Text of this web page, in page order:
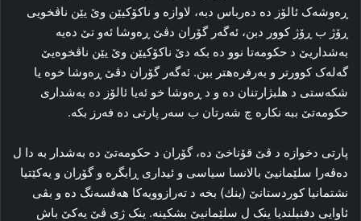
ڕه‌وشه‌ک ئالۆز ده‌ ده‌رباس دبه‌، لاوازه‌ و ناکۆکیێن وێ یێن ناڤخویی
ڕۆژ ب ڕۆژ کوور دبن، ئه‌گه‌ر گۆران دڤێ ڕه‌وشا ئه‌و تێ ده‌یه‌
به‌شداریێ د حکومه‌تا نوو ده‌ بکه‌ دێ ناکۆکیێن وێ یێن ناڤخوه‌یێ
گه‌له‌ک کوورتر و به‌رفره‌هتر ببن. ئه‌گه‌ر گۆران دڤێ ڕه‌وشا خوه‌ یا
شکه‌ستی د هلبژارتنان ده‌ و د ڕه‌وشا خو ئه‌یا ئالۆز ده‌ به‌شداری
حکومه‌تێ ببه‌ نکاره‌ چ شه‌رتان ب سه‌ر پارتی ده‌ فه‌رز بکه‌.
پارتی دخوازە د ڤێ قۆناخێ ده‌، گۆران د حکومه‌تێ ده‌ به‌شدار به‌ دا ل
ده‌ڤه‌را سلێمانیێ بالانسا سیاسی و ئیداری ڕابگره‌ و گۆران و یەكێتیا
نشتمانیا كوردستانێ (ینك) بخه‌ د ته‌رازوویه‌كا هه‌ڤسه‌نگ ده‌ و بڤی
ئاوایی دفنبلندیا ینک ل سلێمانیێ بشکینه‌. ینک ژی ڤێ یەكێ باش